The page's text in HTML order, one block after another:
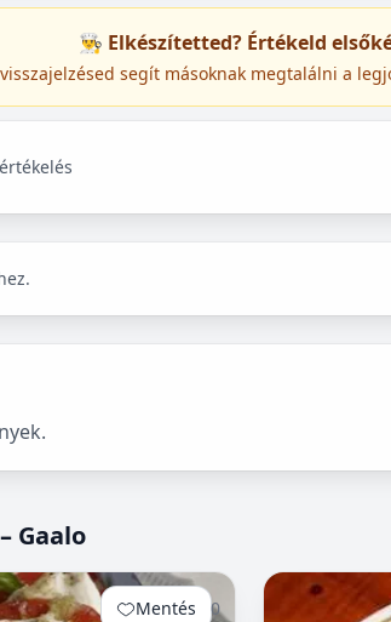
👨‍🍳 Elkészítetted? Értékeld
segít másoknak megtalálni a
Gaalo
Mentés 0